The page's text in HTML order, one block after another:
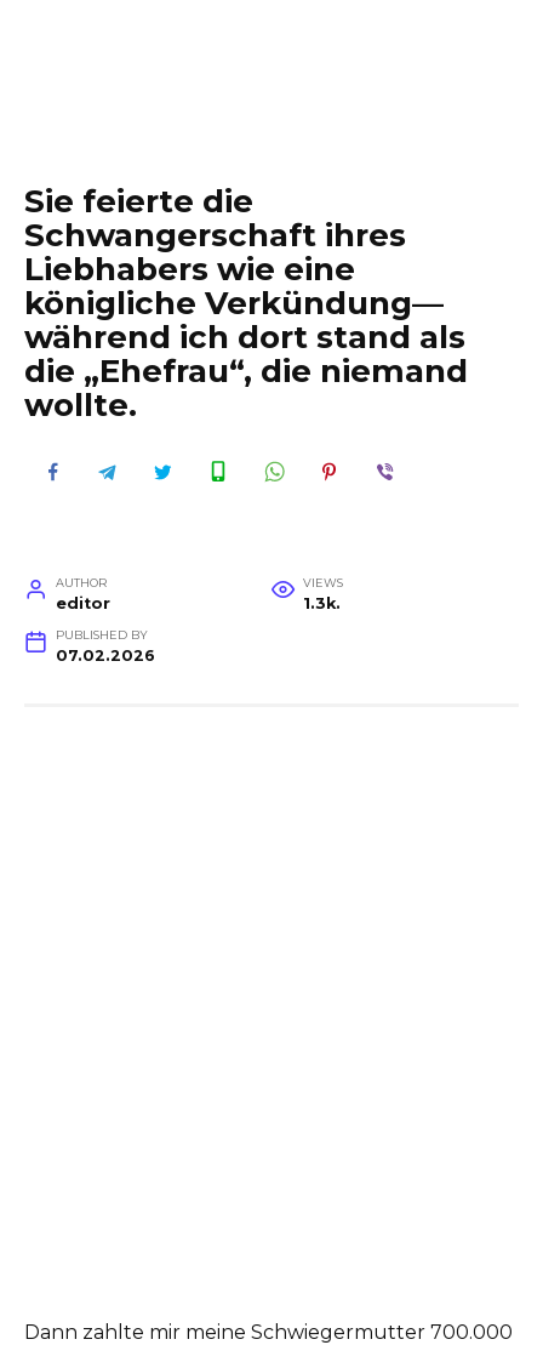
Sie feierte die
Schwangerschaft ihres
Liebhabers wie eine
königliche Verkündung—
während ich dort stand als
die „Ehefrau“, die niemand
wollte.
AUTHOR
editor
VIEWS
1.3k.
PUBLISHED BY
07.02.2026
Dann zahlte mir meine Schwiegermutter 700.000